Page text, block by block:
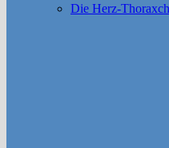
Die Herz-